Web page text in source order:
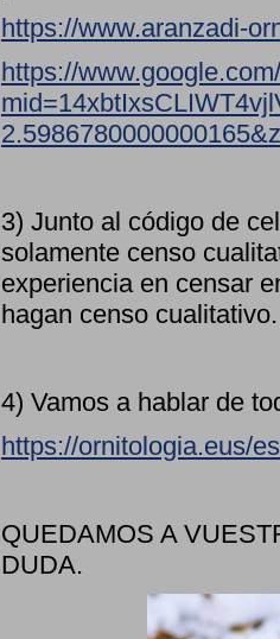
https://www.aranzadi-
https://
3) Junto al código de
solamente censo
experiencia en censar
hagan censo
4) Vamos a hablar de
https://ornitologia.eus/
QUEDAMOS A
DUDA.